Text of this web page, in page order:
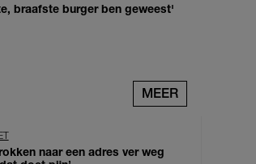
braafste burger ben geweest'
MEER
naar een adres ver weg